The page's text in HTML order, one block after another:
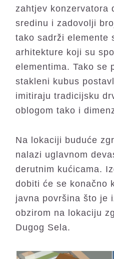
zahtjev konzervatora
sredinu i zadovolji
tako sadrži elemente
arhitekture koji su
elementima. Tako se
stakleni kubus
imitiraju tradicijsku
oblogom tako i
Na lokaciji buduće
nalazi uglavnom
derutnim kućicama.
dobiti će se konačno
javna površina što je
obzirom na lokaciju
Dugog Sela.